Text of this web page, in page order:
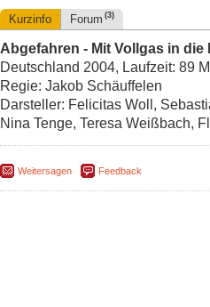
Kurzinfo Forum (3)
Abgefahren - Mit Vollgas in die
Deutschland 2004, Laufzeit: 89
Regie: Jakob Schäuffelen
Darsteller: Felicitas Woll,
Nina Tenge, Teresa Weißbach,
Weitersagen Feedback